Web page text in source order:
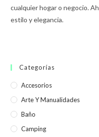
cualquier hogar o negocio.
estilo y elegancia.
Categorías
Accesorios
Arte Y Manualidades
Baño
Camping